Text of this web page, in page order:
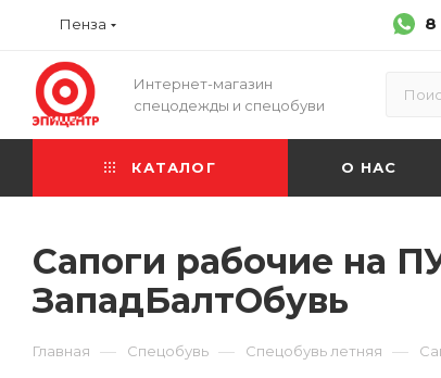
Пенза 8
Интернет-магазин
спецодежды и спецобуви
КАТАЛОГ О НАС
Сапоги рабочие на
ЗападБалтОбувь
Главная — Спецобувь — Спецобувь летняя —